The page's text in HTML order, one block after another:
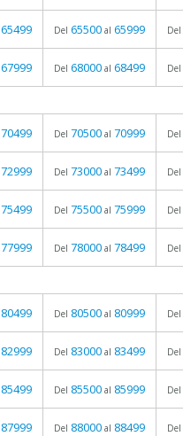
65499 Del 65500 al 65999 Del
67999 Del 68000 al 68499 Del
70499 Del 70500 al 70999 Del
72999 Del 73000 al 73499 Del
75499 Del 75500 al 75999 Del
77999 Del 78000 al 78499 Del
80499 Del 80500 al 80999 Del
82999 Del 83000 al 83499 Del
85499 Del 85500 al 85999 Del
87999 Del 88000 al 88499 Del